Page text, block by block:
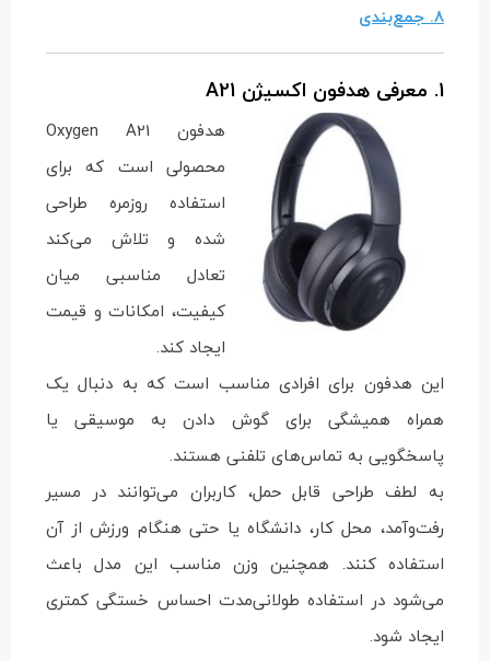
8. جمع‌بندی
1. معرفی هدفون اکسیژن A21
هدفون Oxygen A21
محصولی است که برای
استفاده روزمره طراحی
شده و تلاش می‌کند
تعادل مناسبی میان
کیفیت، امکانات و قیمت
ایجاد کند.
این هدفون برای افرادی مناسب است که به دنبال یک
همراه همیشگی برای گوش دادن به موسیقی یا
پاسخگویی به تماس‌های تلفنی هستند.
به لطف طراحی قابل حمل، کاربران می‌توانند در مسیر
رفت‌وآمد، محل کار، دانشگاه یا حتی هنگام ورزش از آن
استفاده کنند. همچنین وزن مناسب این مدل باعث
می‌شود در استفاده طولانی‌مدت احساس خستگی کمتری
ایجاد شود.